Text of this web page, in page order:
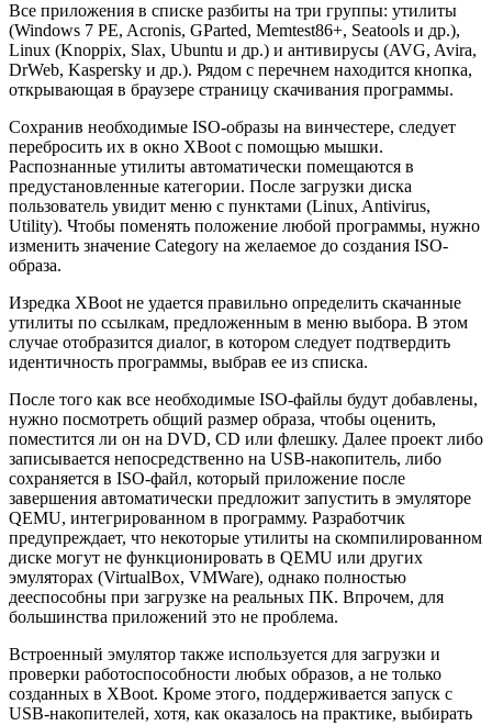
Все приложения в списке разбиты на три груп­пы: утилиты
(Windows 7 PE, Acronis, GParted, Memtest86+, Seatools и др.),
Linux (Knoppix, Slax, Ubuntu и др.) и антивирусы (AVG, Avira,
DrWeb, Kaspersky и др.). Рядом с перечнем находится кнопка,
открывающая в браузере страницу скачи­вания программы.
Сохранив необходимые ISO-образы на винчесте­ре, следует
перебросить их в окно XBoot с помо­щью мышки.
Распознанные утилиты автоматичес­ки помещаются в
предустановленные категории. После загрузки диска
пользователь увидит меню с пунктами (Linux, Antivirus,
Utility). Чтобы поме­нять положение любой программы, нужно
изме­нить значение Category на желаемое до создания ISO-
образа.
Изредка XBoot не удается правильно опреде­лить скачанные
утилиты по ссылкам, предложен­ным в меню выбора. В этом
случае отобразится диалог, в котором следует подтвердить
идентич­ность программы, выбрав ее из списка.
После того как все необходимые ISO-файлы будут добавлены,
нужно посмотреть общий раз­мер образа, чтобы оценить,
поместится ли он на DVD, CD или флешку. Далее проект либо
записы­вается непосредственно на USB-накопитель, либо
сохраняется в ISO-файл, который приложе­ние после
завершения автоматически предло­жит запустить в эмуляторе
QEMU, интегрирован­ном в программу. Разработчик
предупреждает, что некоторые утилиты на скомпилированном
диске могут не функционировать в QEMU или других
эмуляторах (VirtualBox, VMWare), однако полностью
дееспособны при загрузке на реаль­ных ПК. Впрочем, для
большинства приложений это не проблема.
Встроенный эмулятор также используется для загрузки и
проверки работоспособности любых образов, а не только
созданных в XBoot. Кроме этого, поддерживается запуск с
USB-накопителей, хотя, как оказалось на практике, выбирать